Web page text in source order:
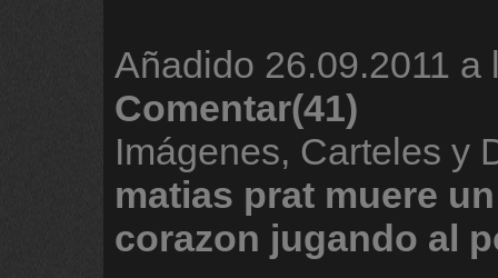
Añadido 26.09.2011 a
Comentar(41)
Imágenes, Carteles y
matias prat muere un
corazon jugando al